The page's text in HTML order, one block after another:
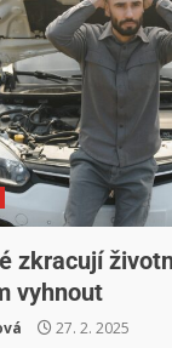
zkracují
vyhnout
27. 2. 2025